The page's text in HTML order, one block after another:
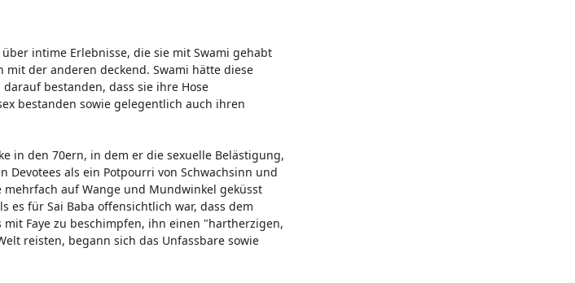
intime Erlebnisse, die sie mit Swami gehabt
der anderen deckend. Swami hätte diese
bestanden, dass sie ihre Hose
bestanden sowie gelegentlich auch ihren
in den 70ern, in dem er die sexuelle Belästigung,
als ein Potpourri von Schwachsinn und
auf Wange und Mundwinkel geküsst
es für Sai Baba offensichtlich war, dass dem
Faye zu beschimpfen, ihn einen "hartherzigen,
reisten, begann sich das Unfassbare sowie